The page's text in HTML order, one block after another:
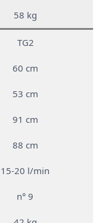
58 kg
TG2
60 cm
53 cm
91 cm
88 cm
15-20 l/min
n° 9